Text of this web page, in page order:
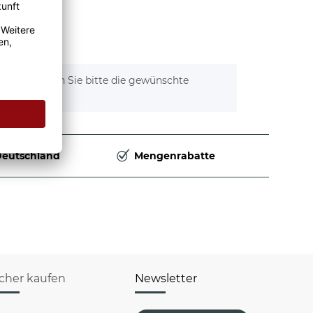
Wählen Sie bitte die gewünschte
Mengenrabatte
kaufen Newsletter